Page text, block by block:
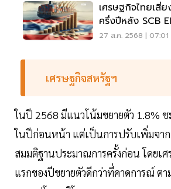
เศรษฐกิจไทยเสี่ย
ครึ่งปีหลัง SCB
69
27 ส.ค. 2568 | 07:01
เศรษฐกิจสหรัฐฯ
ในปี 2568 มีแนวโน้มขยายตัว 1.8% ช
ในปีก่อนหน้า แต่เป็นการปรับเพิ่มจา
สมมติฐานประมาณการครั้งก่อน โดยเศ
แรกของปีขยายตัวดีกว่าที่คาดการณ์ ตา